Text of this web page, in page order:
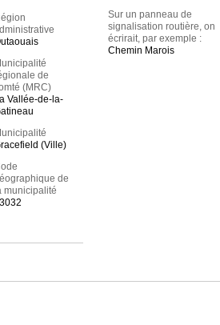
de
(MRC)
Vallée-de-la-
(Ville)
de
municipalité
Sur un panneau de
signalisation routière, on
écrirait, par exemple :
Chemin Marois